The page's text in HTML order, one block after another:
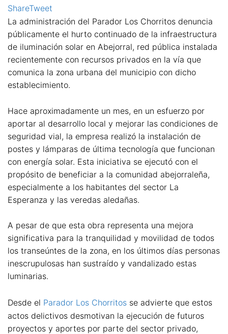
ShareTweet
La administración del Parador Los Chorritos denuncia
públicamente el hurto continuado de la infraestructura
de iluminación solar en Abejorral, red pública instalada
recientemente con recursos privados en la vía que
comunica la zona urbana del municipio con dicho
establecimiento.
Hace aproximadamente un mes, en un esfuerzo por
aportar al desarrollo local y mejorar las condiciones de
seguridad vial, la empresa realizó la instalación de
postes y lámparas de última tecnología que funcionan
con energía solar. Esta iniciativa se ejecutó con el
propósito de beneficiar a la comunidad abejorraleña,
especialmente a los habitantes del sector La
Esperanza y las veredas aledañas.
A pesar de que esta obra representa una mejora
significativa para la tranquilidad y movilidad de todos
los transeúntes de la zona, en los últimos días personas
inescrupulosas han sustraído y vandalizado estas
luminarias.
Desde el Parador Los Chorritos se advierte que estos
actos delictivos desmotivan la ejecución de futuros
proyectos y aportes por parte del sector privado,